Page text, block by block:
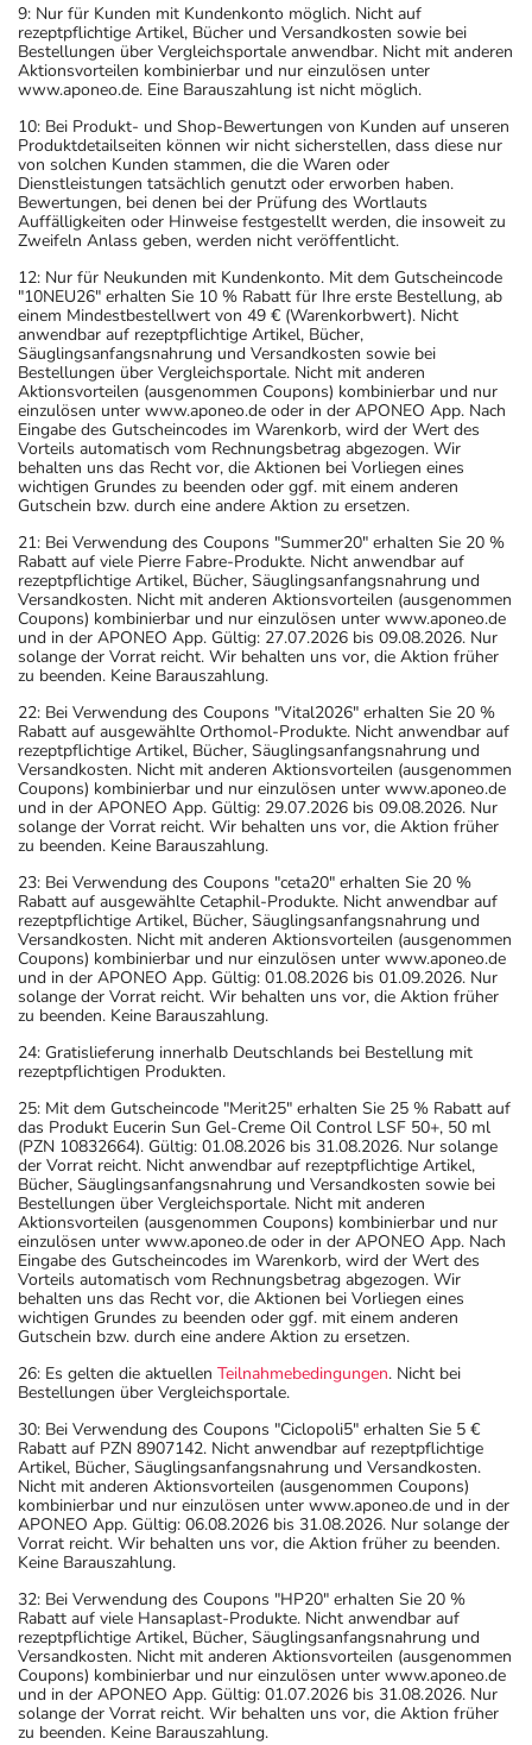
9: Nur für Kunden mit Kundenkonto möglich. Nicht auf
rezeptpflichtige Artikel, Bücher und Versandkosten sowie bei
Bestellungen über Vergleichsportale anwendbar. Nicht mit anderen
Aktionsvorteilen kombinierbar und nur einzulösen unter
www.aponeo.de. Eine Barauszahlung ist nicht möglich.
10: Bei Produkt- und Shop-Bewertungen von Kunden auf unseren
Produktdetailseiten können wir nicht sicherstellen, dass diese nur
von solchen Kunden stammen, die die Waren oder
Dienstleistungen tatsächlich genutzt oder erworben haben.
Bewertungen, bei denen bei der Prüfung des Wortlauts
Auffälligkeiten oder Hinweise festgestellt werden, die insoweit zu
Zweifeln Anlass geben, werden nicht veröffentlicht.
12: Nur für Neukunden mit Kundenkonto. Mit dem Gutscheincode
"10NEU26" erhalten Sie 10 % Rabatt für Ihre erste Bestellung, ab
einem Mindestbestellwert von 49 € (Warenkorbwert). Nicht
anwendbar auf rezeptpflichtige Artikel, Bücher,
Säuglingsanfangsnahrung und Versandkosten sowie bei
Bestellungen über Vergleichsportale. Nicht mit anderen
Aktionsvorteilen (ausgenommen Coupons) kombinierbar und nur
einzulösen unter www.aponeo.de oder in der APONEO App. Nach
Eingabe des Gutscheincodes im Warenkorb, wird der Wert des
Vorteils automatisch vom Rechnungsbetrag abgezogen. Wir
behalten uns das Recht vor, die Aktionen bei Vorliegen eines
wichtigen Grundes zu beenden oder ggf. mit einem anderen
Gutschein bzw. durch eine andere Aktion zu ersetzen.
21: Bei Verwendung des Coupons "Summer20" erhalten Sie 20 %
Rabatt auf viele Pierre Fabre-Produkte. Nicht anwendbar auf
rezeptpflichtige Artikel, Bücher, Säuglingsanfangsnahrung und
Versandkosten. Nicht mit anderen Aktionsvorteilen (ausgenommen
Coupons) kombinierbar und nur einzulösen unter www.aponeo.de
und in der APONEO App. Gültig: 27.07.2026 bis 09.08.2026. Nur
solange der Vorrat reicht. Wir behalten uns vor, die Aktion früher
zu beenden. Keine Barauszahlung.
22: Bei Verwendung des Coupons "Vital2026" erhalten Sie 20 %
Rabatt auf ausgewählte Orthomol-Produkte. Nicht anwendbar auf
rezeptpflichtige Artikel, Bücher, Säuglingsanfangsnahrung und
Versandkosten. Nicht mit anderen Aktionsvorteilen (ausgenommen
Coupons) kombinierbar und nur einzulösen unter www.aponeo.de
und in der APONEO App. Gültig: 29.07.2026 bis 09.08.2026. Nur
solange der Vorrat reicht. Wir behalten uns vor, die Aktion früher
zu beenden. Keine Barauszahlung.
23: Bei Verwendung des Coupons "ceta20" erhalten Sie 20 %
Rabatt auf ausgewählte Cetaphil-Produkte. Nicht anwendbar auf
rezeptpflichtige Artikel, Bücher, Säuglingsanfangsnahrung und
Versandkosten. Nicht mit anderen Aktionsvorteilen (ausgenommen
Coupons) kombinierbar und nur einzulösen unter www.aponeo.de
und in der APONEO App. Gültig: 01.08.2026 bis 01.09.2026. Nur
solange der Vorrat reicht. Wir behalten uns vor, die Aktion früher
zu beenden. Keine Barauszahlung.
24: Gratislieferung innerhalb Deutschlands bei Bestellung mit
rezeptpflichtigen Produkten.
25: Mit dem Gutscheincode "Merit25" erhalten Sie 25 % Rabatt auf
das Produkt Eucerin Sun Gel-Creme Oil Control LSF 50+, 50 ml
(PZN 10832664). Gültig: 01.08.2026 bis 31.08.2026. Nur solange
der Vorrat reicht. Nicht anwendbar auf rezeptpflichtige Artikel,
Bücher, Säuglingsanfangsnahrung und Versandkosten sowie bei
Bestellungen über Vergleichsportale. Nicht mit anderen
Aktionsvorteilen (ausgenommen Coupons) kombinierbar und nur
einzulösen unter www.aponeo.de oder in der APONEO App. Nach
Eingabe des Gutscheincodes im Warenkorb, wird der Wert des
Vorteils automatisch vom Rechnungsbetrag abgezogen. Wir
behalten uns das Recht vor, die Aktionen bei Vorliegen eines
wichtigen Grundes zu beenden oder ggf. mit einem anderen
Gutschein bzw. durch eine andere Aktion zu ersetzen.
26: Es gelten die aktuellen Teilnahmebedingungen. Nicht bei
Bestellungen über Vergleichsportale.
30: Bei Verwendung des Coupons "Ciclopoli5" erhalten Sie 5 €
Rabatt auf PZN 8907142. Nicht anwendbar auf rezeptpflichtige
Artikel, Bücher, Säuglingsanfangsnahrung und Versandkosten.
Nicht mit anderen Aktionsvorteilen (ausgenommen Coupons)
kombinierbar und nur einzulösen unter www.aponeo.de und in der
APONEO App. Gültig: 06.08.2026 bis 31.08.2026. Nur solange der
Vorrat reicht. Wir behalten uns vor, die Aktion früher zu beenden.
Keine Barauszahlung.
32: Bei Verwendung des Coupons "HP20" erhalten Sie 20 %
Rabatt auf viele Hansaplast-Produkte. Nicht anwendbar auf
rezeptpflichtige Artikel, Bücher, Säuglingsanfangsnahrung und
Versandkosten. Nicht mit anderen Aktionsvorteilen (ausgenommen
Coupons) kombinierbar und nur einzulösen unter www.aponeo.de
und in der APONEO App. Gültig: 01.07.2026 bis 31.08.2026. Nur
solange der Vorrat reicht. Wir behalten uns vor, die Aktion früher
zu beenden. Keine Barauszahlung.